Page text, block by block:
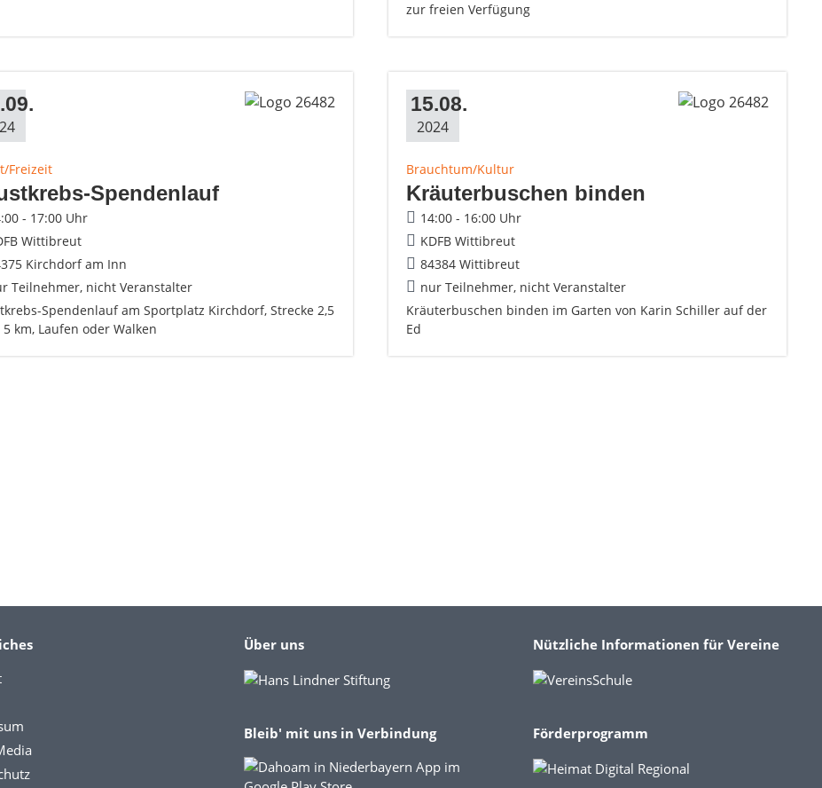
zur freien Verfügung
Freizeit
Spendenlauf
- 17:00 Uhr
Wittibreut
Kirchdorf am Inn
Teilnehmer, nicht Veranstalter
Spendenlauf am Sportplatz Kirchdorf, Strecke 2,5
km, Laufen oder Walken
15.08.
2024
Brauchtum/Kultur
Kräuterbuschen binden
14:00 - 16:00 Uhr
KDFB Wittibreut
84384 Wittibreut
nur Teilnehmer, nicht Veranstalter
Kräuterbuschen binden im Garten von Karin Schiller auf der
Ed
Über uns
Bleib' mit uns in Verbindung
Nützliche Informationen für Vereine
Förderprogramm